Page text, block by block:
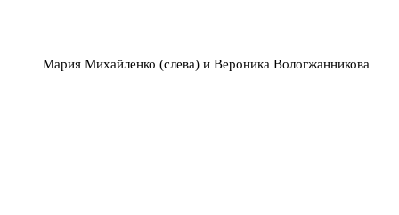
Мария Михайленко (слева) и Вероника Вологжанникова